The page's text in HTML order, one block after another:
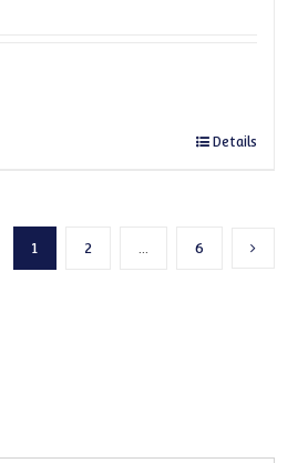
Dieses Produkt weist mehrere Varianten
Details
1 2 6